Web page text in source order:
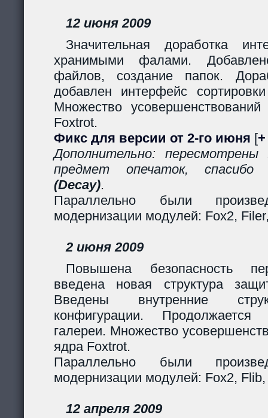
12 июня 2009
Значительная доработка
хранимыми фалами.
файлов, создание папок.
добавлен интерфейс
Множество
Foxtrot.
Фикс для версии от 2-го июня [
Дополнительно:
предмет опечаток,
(Decay).
Параллельно были
модернизации модулей: Fox2,
2 июня 2009
Повышена безопасность
введена новая структура
Введены внутренние
конфигурации. Продолжается
галереи. Множество
ядра Foxtrot.
Параллельно были
модернизации модулей: Fox2,
12 апреля 2009